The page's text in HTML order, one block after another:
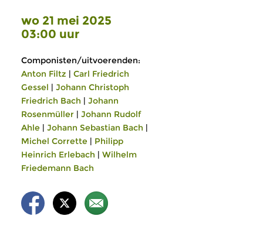
wo 21 mei 2025
03:00 uur
Componisten/uitvoerenden:
Anton Filtz | Carl Friedrich
Gessel | Johann Christoph
Friedrich Bach | Johann
Rosenmüller | Johann Rudolf
Ahle | Johann Sebastian Bach |
Michel Corrette | Philipp
Heinrich Erlebach | Wilhelm
Friedemann Bach